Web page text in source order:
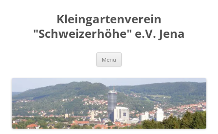
Kleingartenverein
"Schweizerhöhe" e.V. Jena
Menü